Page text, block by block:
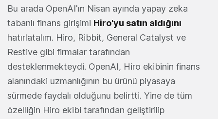
Bu arada OpenAI'ın Nisan ayında yapay zeka
tabanlı finans girişimi Hiro'yu satın aldığını
hatırlatalım. Hiro, Ribbit, General Catalyst ve
Restive gibi firmalar tarafından
desteklenmekteydi. OpenAI, Hiro ekibinin finans
alanındaki uzmanlığının bu ürünü piyasaya
sürmede faydalı olduğunu belirtti. Yine de tüm
özelliğin Hiro ekibi tarafından geliştirilip